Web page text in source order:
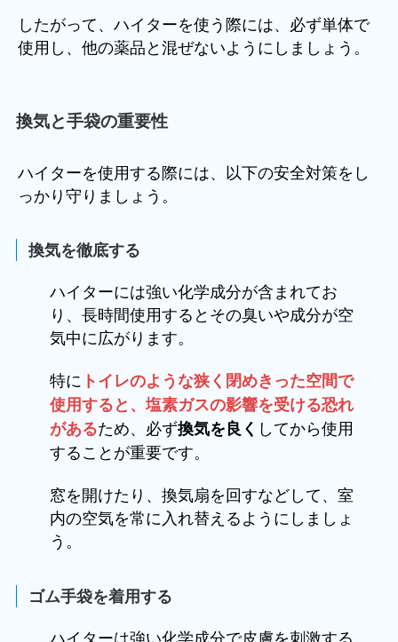
したがって、ハイターを使う際には、必ず単体で
使用し、他の薬品と混ぜないようにしましょう。
換気と手袋の重要性
ハイターを使用する際には、以下の安全対策をし
っかり守りましょう。
換気を徹底する
ハイターには強い化学成分が含まれてお
り、長時間使用するとその臭いや成分が空
気中に広がります。
特に トイレのような狭く閉めきった空間で
使用すると、塩素ガスの影響を受ける恐れ
があるため、必ず換気を良く してから使用
することが重要です。
窓を開けたり、換気扇を回すなどして、室
内の空気を常に入れ替えるようにしましょ
う。
ゴム手袋を着用する
ハイターは強い化学成分で皮膚を刺激する